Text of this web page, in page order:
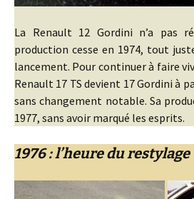
La Renault 12 Gordini n’a pas
production cesse en 1974, tout
lancement. Pour continuer à faire
Renault 17 TS devient 17 Gordini à
sans changement notable. Sa
1977, sans avoir marqué les esprits.
1976 : l’heure du restylage